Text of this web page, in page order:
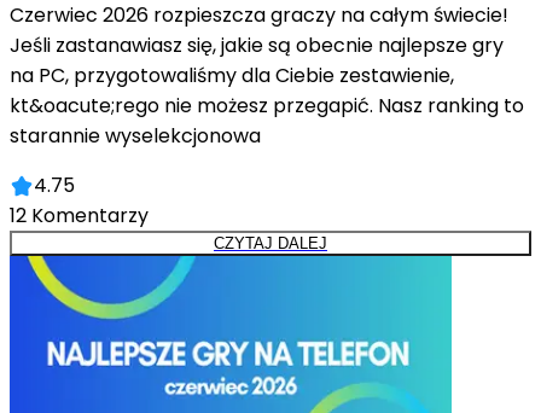
Czerwiec 2026 rozpieszcza graczy na całym świecie!
Jeśli zastanawiasz się, jakie są obecnie najlepsze gry
na PC, przygotowaliśmy dla Ciebie zestawienie,
kt&oacute;rego nie możesz przegapić. Nasz ranking to
starannie wyselekcjonowa
4.75
12 Komentarzy
CZYTAJ DALEJ